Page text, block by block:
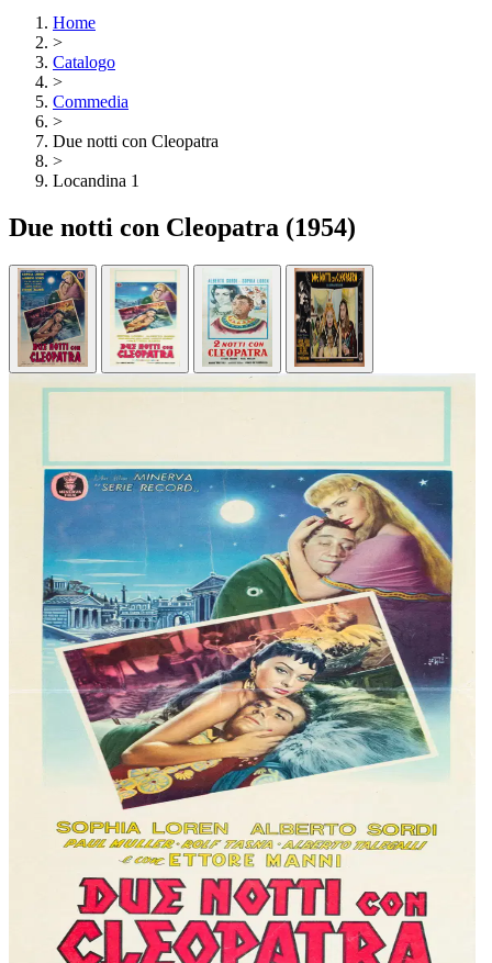
Home
>
Catalogo
>
Commedia
>
Due notti con Cleopatra
>
Locandina 1
Due notti con Cleopatra (1954)